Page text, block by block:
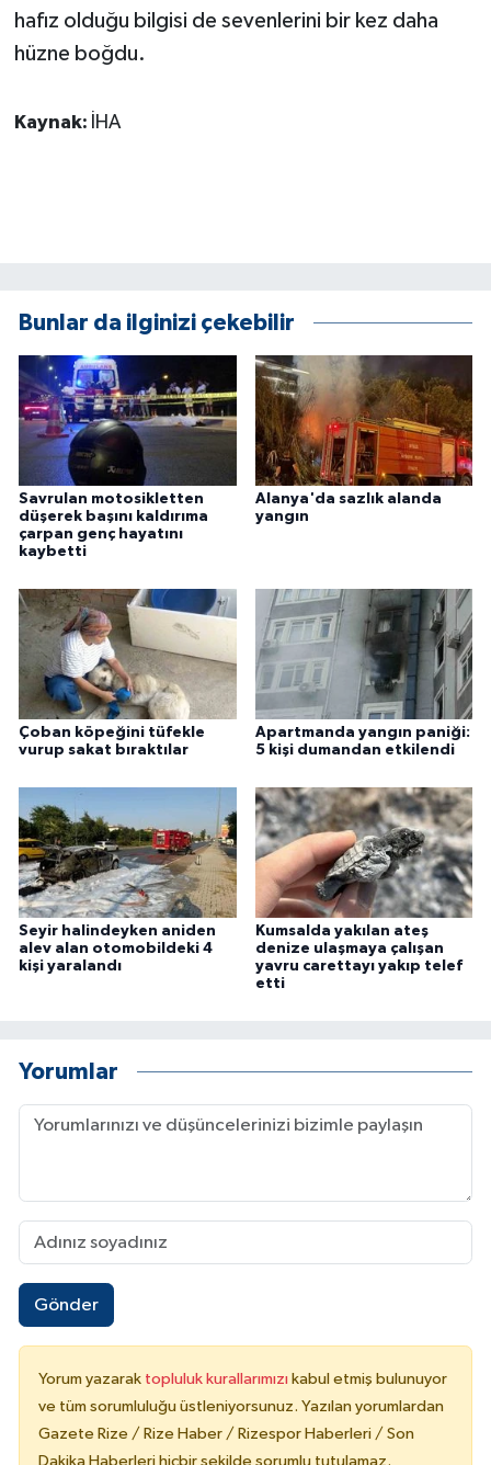
hafız olduğu bilgisi de sevenlerini bir kez daha
hüzne boğdu.
Kaynak: İHA
Bunlar da ilginizi çekebilir
Savrulan motosikletten
düşerek başını kaldırıma
çarpan genç hayatını
kaybetti
Alanya'da sazlık alanda
yangın
Çoban köpeğini tüfekle
vurup sakat bıraktılar
Apartmanda yangın paniği:
5 kişi dumandan etkilendi
Seyir halindeyken aniden
alev alan otomobildeki 4
kişi yaralandı
Kumsalda yakılan ateş
denize ulaşmaya çalışan
yavru carettayı yakıp telef
etti
Yorumlar
Gönder
Yorum yazarak topluluk kurallarımızı kabul etmiş bulunuyor
ve tüm sorumluluğu üstleniyorsunuz. Yazılan yorumlardan
Gazete Rize / Rize Haber / Rizespor Haberleri / Son
Dakika Haberleri hiçbir şekilde sorumlu tutulamaz.
ÜLKE GÜNDEMİ
YAŞAM
YEREL